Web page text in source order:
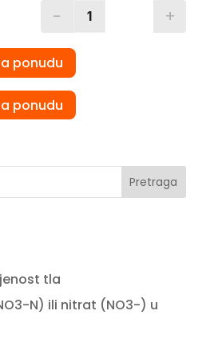
- +
ponudu
ponudu
Pretraga
tla
N) ili nitrat (NO3-) u